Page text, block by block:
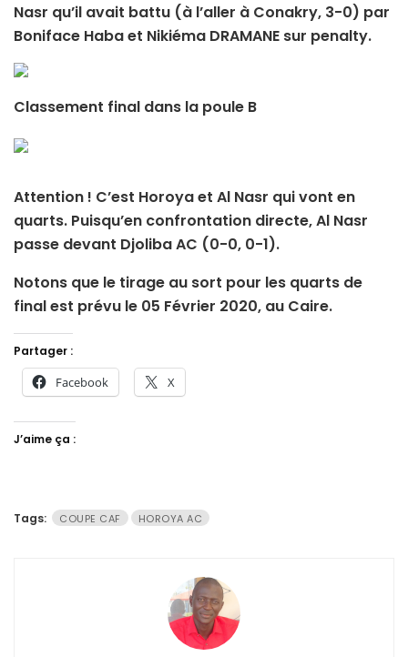
Nasr qu’il avait battu (à l’aller à Conakry, 3-0) par
Boniface Haba et Nikiéma DRAMANE sur penalty.
Classement final dans la poule B
Attention ! C’est Horoya et Al Nasr qui vont en
quarts. Puisqu’en confrontation directe, Al Nasr
passe devant Djoliba AC (0-0, 0-1).
Notons que le tirage au sort pour les quarts de
final est prévu le 05 Février 2020, au Caire.
Partager :
Facebook X
J’aime ça :
Tags: COUPE CAF HOROYA AC